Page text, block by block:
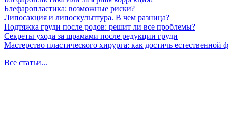
Блефаропластика: возможные риски?
Липосакция и липоскульптура. В чем разница?
Подтяжка груди после родов: решит ли все проблемы?
Секреты ухода за шрамами после редукции груди
Мастерство пластического хирурга: как достичь
Все статьи...